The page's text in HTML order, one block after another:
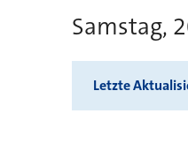
Samstag,
Letzte